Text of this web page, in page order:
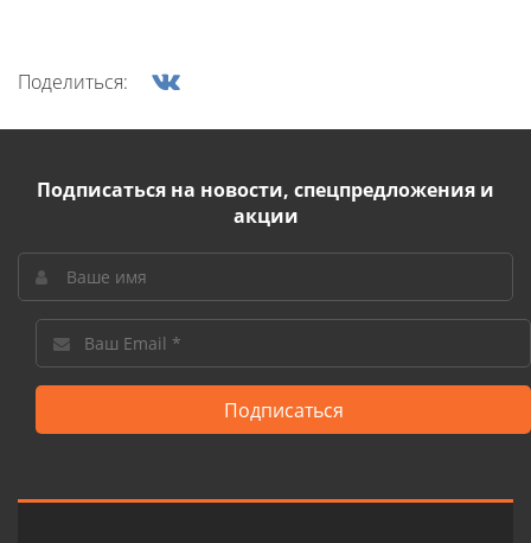
Поделиться:
Подписаться на новости, спецпредложения и
акции
Подписаться